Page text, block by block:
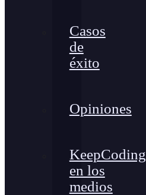
Casos
de
éxito
Opiniones
KeepCoding
en los
medios